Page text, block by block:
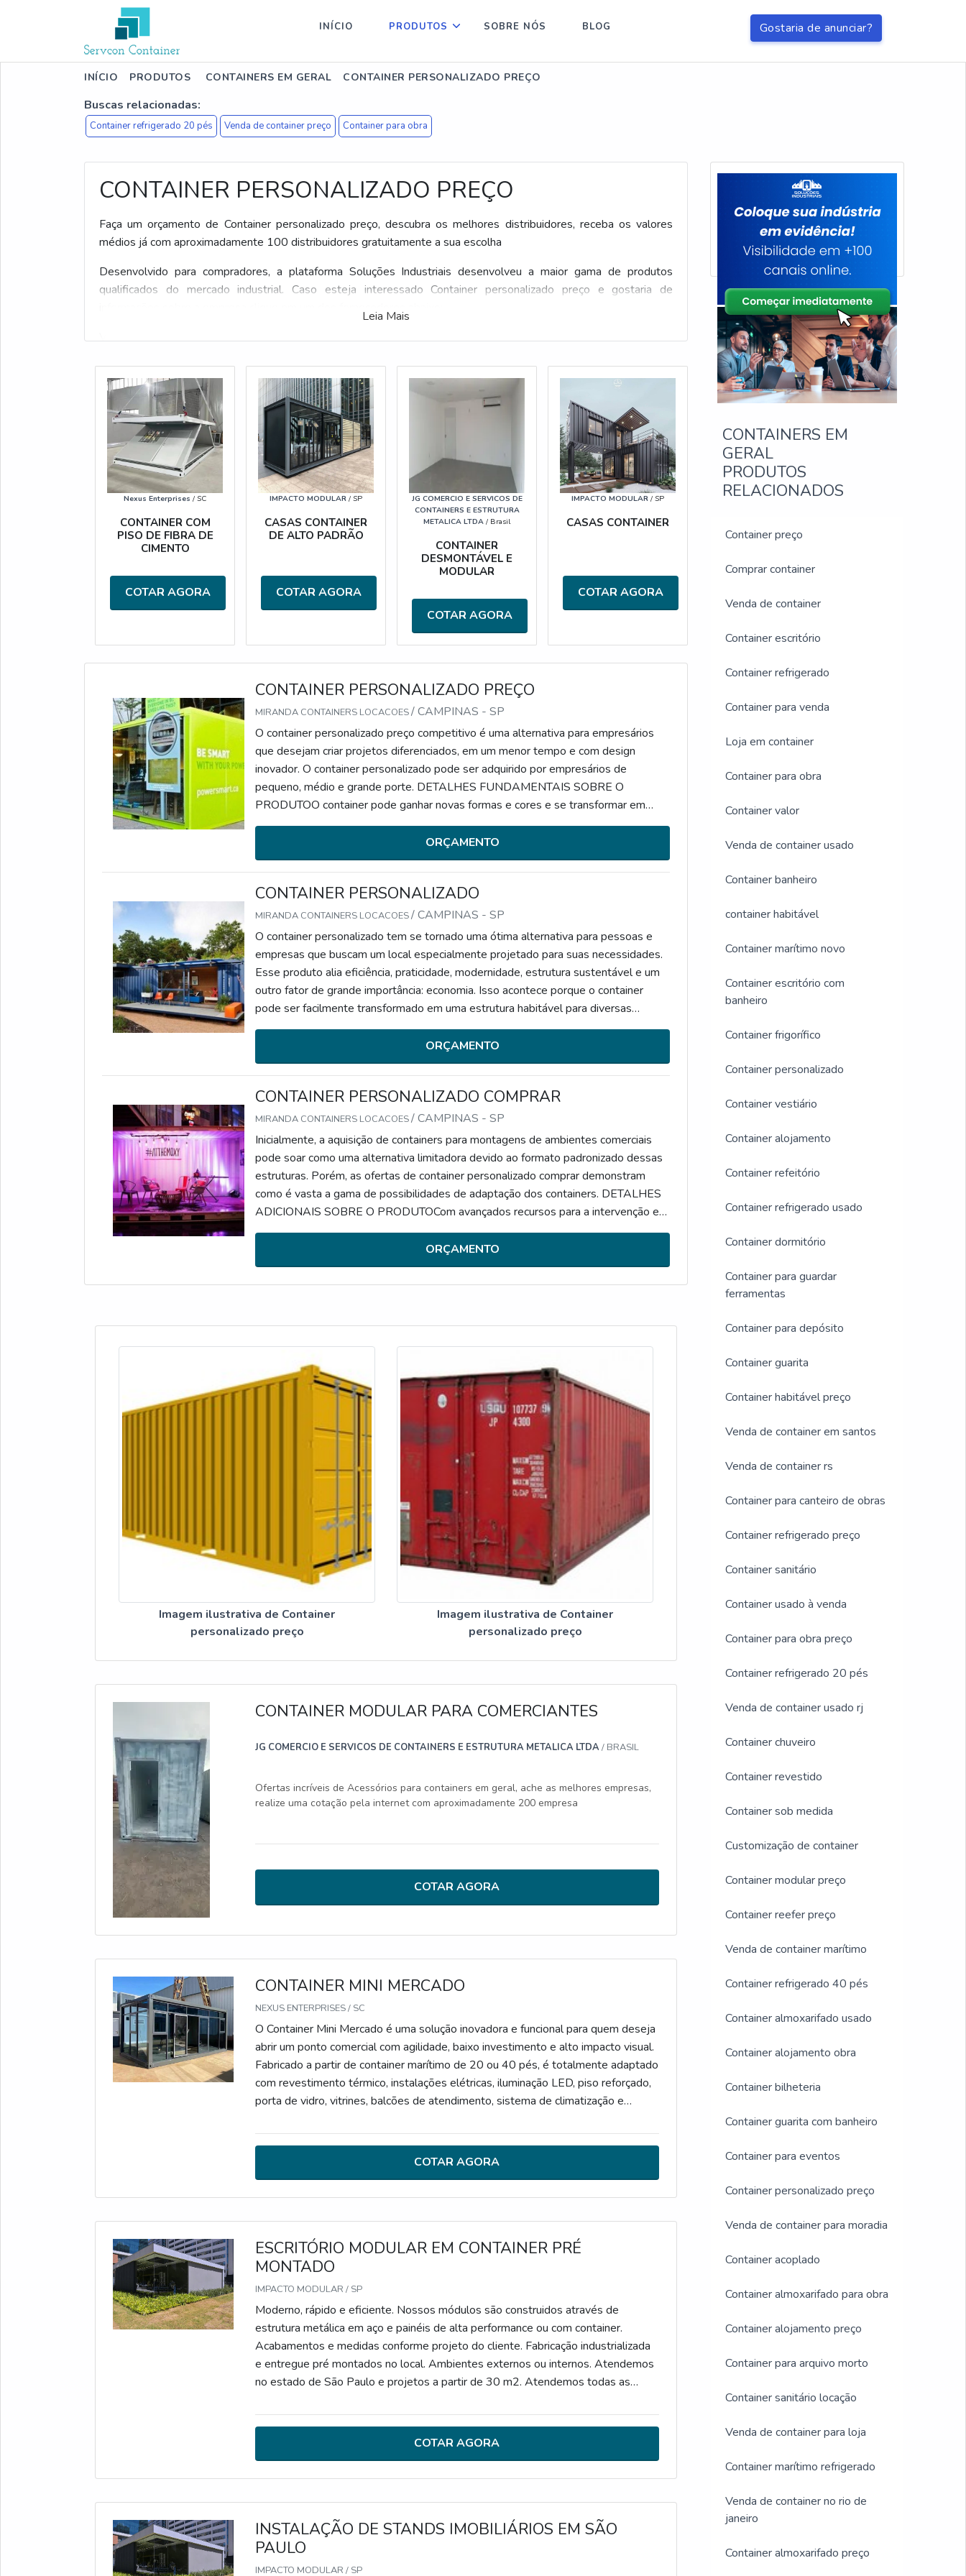
Gostaria de anunciar?
INÍCIO PRODUTOS SOBRE NÓS BLOG
INÍCIO PRODUTOS CONTAINERS EM GERAL CONTAINER PERSONALIZADO PREÇO
Buscas relacionadas:
Container refrigerado 20 pés Venda de container preço Container para obra
CONTAINER PERSONALIZADO PREÇO
Faça um orçamento de Container personalizado preço, descubra os melhores distribuidores, receba os valores
médios já com aproximadamente 100 distribuidores gratuitamente a sua escolha
Desenvolvido para compradores, a plataforma Soluções Industriais desenvolveu a maior gama de produtos
qualificados do mercado industrial. Caso esteja interessado Container personalizado preço e gostaria de
Veja também:Aluguel de Container.
Leia Mais
Nexus Enterprises / SC
CONTAINER COM
PISO DE FIBRA DE
CIMENTO
COTAR AGORA
IMPACTO MODULAR / SP
CASAS CONTAINER
DE ALTO PADRÃO
COTAR AGORA
JG COMERCIO E SERVICOS DE
CONTAINERS E ESTRUTURA
METALICA LTDA / Brasil
CONTAINER
DESMONTÁVEL E
MODULAR
COTAR AGORA
IMPACTO MODULAR / SP
CASAS CONTAINER
COTAR AGORA
CONTAINER PERSONALIZADO PREÇO
MIRANDA CONTAINERS LOCACOES/ CAMPINAS - SP
O container personalizado preço competitivo é uma alternativa para empresários
que desejam criar projetos diferenciados, em um menor tempo e com design
inovador. O container personalizado pode ser adquirido por empresários de
pequeno, médio e grande porte. DETALHES FUNDAMENTAIS SOBRE O
PRODUTOO container pode ganhar novas formas e cores e se transformar em
projetos de casas, apartamentos, lojas, stands e comércios, como: bares,
restaurantes e quiosques. São variados os benefícios de optar por um
ORÇAMENTO
CONTAINER PERSONALIZADO
MIRANDA CONTAINERS LOCACOES/ CAMPINAS - SP
O container personalizado tem se tornado uma ótima alternativa para pessoas e
empresas que buscam um local especialmente projetado para suas necessidades.
Esse produto alia eficiência, praticidade, modernidade, estrutura sustentável e um
outro fator de grande importância: economia. Isso acontece porque o container
pode ser facilmente transformado em uma estrutura habitável para diversas
finalidades sem um alto custo de construção.INFORMAÇÕES FUNDAMENTAIS
SOBRE O PRODUTONo processo de construção
ORÇAMENTO
CONTAINER PERSONALIZADO COMPRAR
MIRANDA CONTAINERS LOCACOES/ CAMPINAS - SP
Inicialmente, a aquisição de containers para montagens de ambientes comerciais
pode soar como uma alternativa limitadora devido ao formato padronizado dessas
estruturas. Porém, as ofertas de container personalizado comprar demonstram
como é vasta a gama de possibilidades de adaptação dos containers. DETALHES
ADICIONAIS SOBRE O PRODUTOCom avançados recursos para a intervenção em
sua estrutura, a empresa explora toda a sua versatilidade, proporcionando recursos
sustentáveis, resistentes e esteticaORÇAMENTO
Imagem ilustrativa de Container
personalizado preço
Imagem ilustrativa de Container
personalizado preço
CONTAINER MODULAR PARA COMERCIANTES
JG COMERCIO E SERVICOS DE CONTAINERS E ESTRUTURA METALICA LTDA / BRASIL
Ofertas incríveis de Acessórios para containers em geral, ache as melhores empresas,
realize uma cotação pela internet com aproximadamente 200 empresa
COTAR AGORA
CONTAINER MINI MERCADO
NEXUS ENTERPRISES / SC
O Container Mini Mercado é uma solução inovadora e funcional para quem deseja
abrir um ponto comercial com agilidade, baixo investimento e alto impacto visual.
Fabricado a partir de container marítimo de 20 ou 40 pés, é totalmente adaptado
com revestimento térmico, instalações elétricas, iluminação LED, piso reforçado,
porta de vidro, vitrines, balcões de atendimento, sistema de climatização e
vendas em locais com alto fluxo de pessoas, o modelo oferece mobilidade,
economia e rapidez na instalação, sendo uma alternativa moderna e sustentável
COTAR AGORA
ESCRITÓRIO MODULAR EM CONTAINER PRÉ
MONTADO
IMPACTO MODULAR / SP
Moderno, rápido e eficiente. Nossos módulos são construidos através de
estrutura metálica em aço e painéis de alta performance ou com container.
Acabamentos e medidas conforme projeto do cliente. Fabricação industrializada
e entregue pré montados no local. Ambientes externos ou internos. Atendemos
no estado de São Paulo e projetos a partir de 30 m2. Atendemos todas as
provisório ou permanente.
COTAR AGORA
INSTALAÇÃO DE STANDS IMOBILIÁRIOS EM SÃO
PAULO
IMPACTO MODULAR / SP
CONTAINERS EM
GERAL
PRODUTOS
RELACIONADOS
Container preço
Comprar container
Venda de container
Container escritório
Container refrigerado
Container para venda
Loja em container
Container para obra
Container valor
Venda de container usado
Container banheiro
container habitável
Container marítimo novo
Container escritório com
banheiro
Container frigorífico
Container personalizado
Container vestiário
Container alojamento
Container refeitório
Container refrigerado usado
Container dormitório
Container para guardar
ferramentas
Container para depósito
Container guarita
Container habitável preço
Venda de container em santos
Venda de container rs
Container para canteiro de obras
Container refrigerado preço
Container sanitário
Container usado à venda
Container para obra preço
Container refrigerado 20 pés
Venda de container usado rj
Container chuveiro
Container revestido
Container sob medida
Customização de container
Container modular preço
Container reefer preço
Venda de container marítimo
Container refrigerado 40 pés
Container almoxarifado usado
Container alojamento obra
Container bilheteria
Container guarita com banheiro
Container para eventos
Container personalizado preço
Venda de container para moradia
Container acoplado
Container almoxarifado para obra
Container alojamento preço
Container para arquivo morto
Container sanitário locação
Venda de container para loja
Container marítimo refrigerado
Venda de container no rio de
janeiro
Container almoxarifado preço